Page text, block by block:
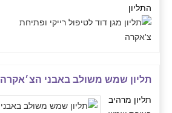
התליון
תליון שמש משולב באבני הצ׳אקרה
תליון מרהיב